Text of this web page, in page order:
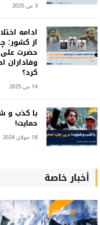
3 می 2025
ادامه
از کشور؛
حضرت علی
وفاداران
کرد؟
14 می 2025
با کذب و
حمایت!
18 جولای 2024
أخبار خاصة